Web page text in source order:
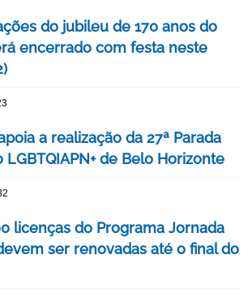
do jubileu de 170 anos do
encerrado com festa neste
a realização da 27ª Parada
de Belo Horizonte
licenças do Programa Jornada
ser renovadas até o final do